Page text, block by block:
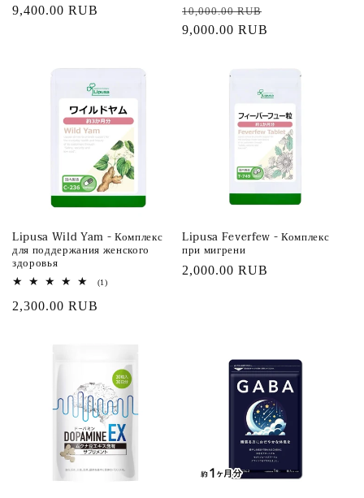
Обычная
9,400.00 RUB
Обычная
цена
10,000.00 RUB
9,000.00 RUB
Lipusa Wild Yam - Комплекс
для поддержания женского
здоровья
(1)1
Обычная
2,300.00 RUB
Lipusa Feverfew - Комплекс
при мигрени
Обычная
2,000.00 RUB